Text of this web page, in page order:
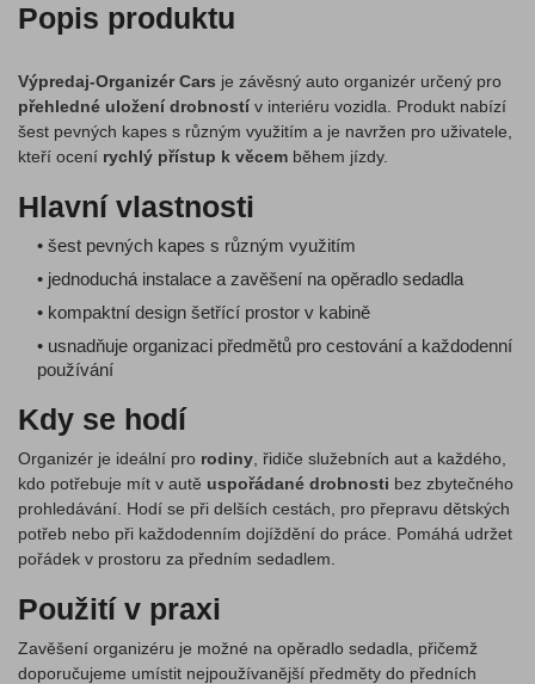
Popis produktu
Výpredaj-Organizér Cars je závěsný auto organizér určený pro
přehledné uložení drobností v interiéru vozidla. Produkt nabízí
šest pevných kapes s různým využitím a je navržen pro uživatele,
kteří ocení rychlý přístup k věcem během jízdy.
Hlavní vlastnosti
• šest pevných kapes s různým využitím
• jednoduchá instalace a zavěšení na opěradlo sedadla
• kompaktní design šetřící prostor v kabině
• usnadňuje organizaci předmětů pro cestování a každodenní
používání
Kdy se hodí
Organizér je ideální pro rodiny , řidiče služebních aut a každého,
kdo potřebuje mít v autě uspořádané drobnosti bez zbytečného
prohledávání. Hodí se při delších cestách, pro přepravu dětských
potřeb nebo při každodenním dojíždění do práce. Pomáhá udržet
pořádek v prostoru za předním sedadlem.
Použití v praxi
Zavěšení organizéru je možné na opěradlo sedadla, přičemž
doporučujeme umístit nejpoužívanější předměty do předních